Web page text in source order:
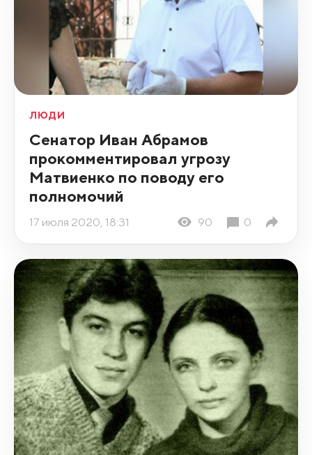
ЛЮДИ
Сенатор Иван Абрамов
прокомментировал угрозу
Матвиенко по поводу его
полномочий
17 июля 2020, 18:31 90 0